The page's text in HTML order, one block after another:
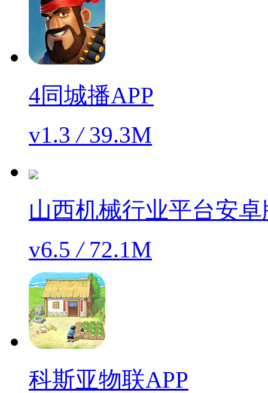
4同城播APP
v1.3/39.3M
山西机械行业平台安卓
v6.5/72.1M
科斯亚物联APP